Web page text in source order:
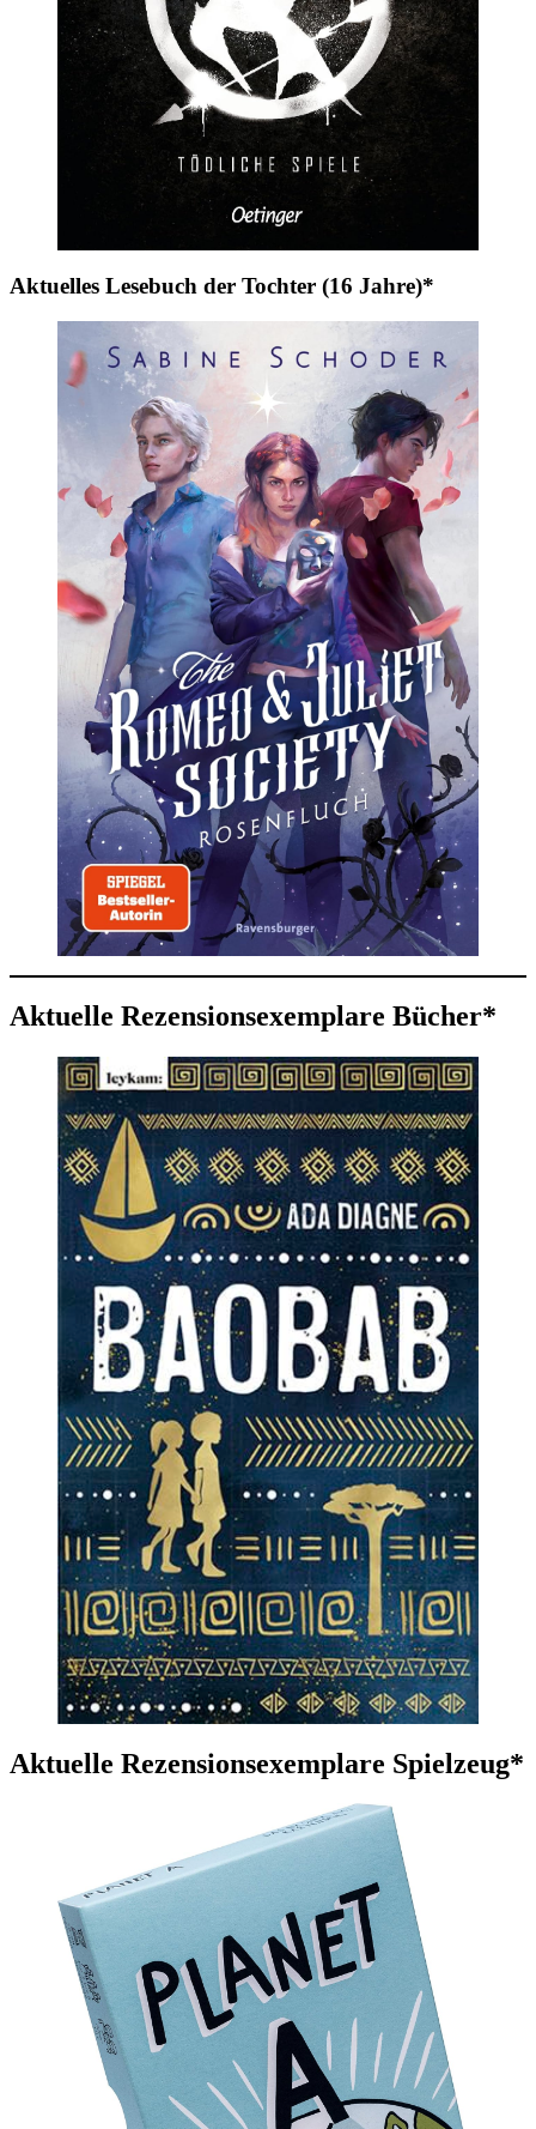
Aktuelles Lesebuch der Tochter (16 Jahre)*
Aktuelle Rezensionsexemplare Bücher*
Aktuelle Rezensionsexemplare Spielzeug*